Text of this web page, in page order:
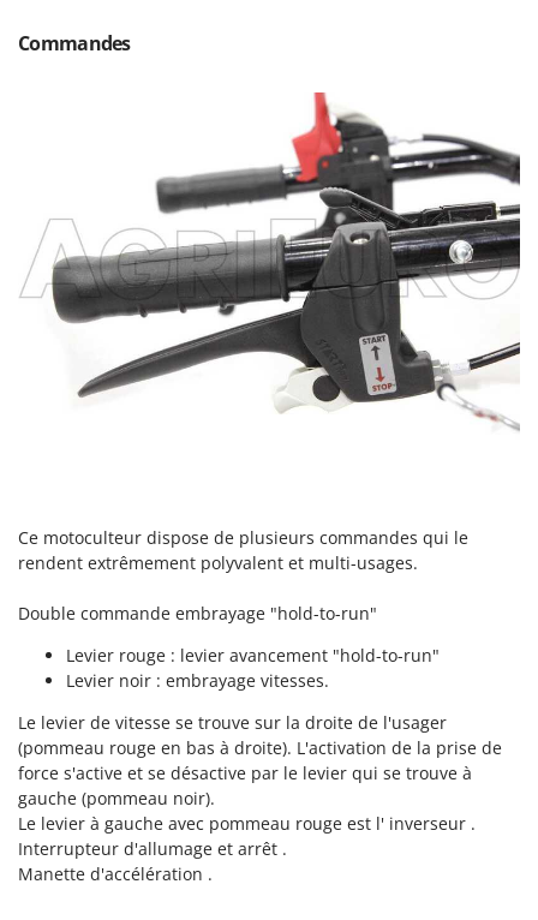
Wolf Garten
Z
Zanon
Zephir
Zodiac
Commandes
Ce motoculteur dispose de plusieurs commandes qui le
rendent extrêmement polyvalent et multi-usages.
Double commande embrayage "hold-to-run"
Levier rouge : levier avancement "hold-to-run"
Levier noir : embrayage vitesses.
Le levier de vitesse se trouve sur la droite de l'usager
(pommeau rouge en bas à droite). L'activation de la prise de
force s'active et se désactive par le levier qui se trouve à
gauche (pommeau noir).
Le levier à gauche avec pommeau rouge est l' inverseur .
Interrupteur d'allumage et arrêt .
Manette d'accélération .